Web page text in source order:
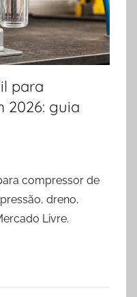
para
2026: guia
compressor de
dreno,
Livre.